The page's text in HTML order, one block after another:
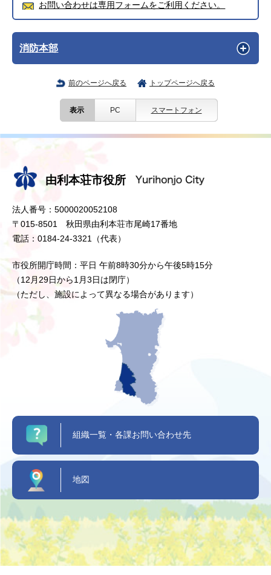
お問い合わせは専用フォームをご利用ください。
消防本部
前のページへ戻る トップページへ戻る
表示 PC スマートフォン
由利本荘市役所
法人番号：5000020052108
〒015-8501 秋田県由利本荘市尾崎17番地
電話：0184-24-3321（代表）
市役所開庁時間：平日 午前8時30分から午後5時15分
（12月29日から1月3日は閉庁）
（ただし、施設によって異なる場合があります）
組織一覧・各課お問い合わせ先
地図